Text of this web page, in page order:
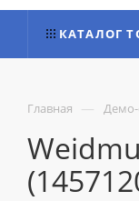
КАТАЛОГ
Главная —